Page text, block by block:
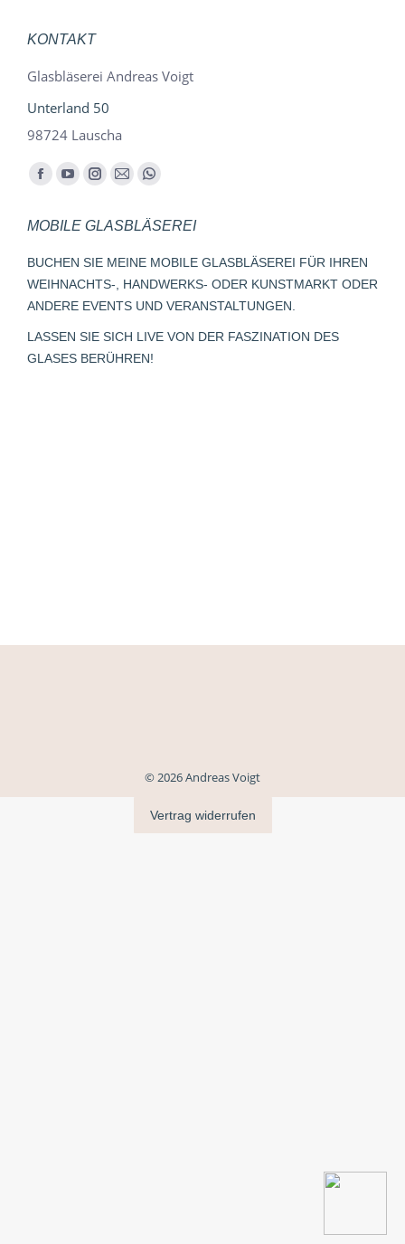
KONTAKT
Glasbläserei Andreas Voigt
Unterland 50
98724 Lauscha
Finden Sie uns auf:
Facebook
opens
in
new
window
YouTube
opens
in
new
window
Instagram
opens
in
new
window
E-
page
opens
in
new
Whatsapp
opens
in
new
window
MOBILE GLASBLÄSEREI
BUCHEN SIE MEINE MOBILE GLASBLÄSEREI FÜR IHREN
WEIHNACHTS-, HANDWERKS- ODER KUNSTMARKT ODER
ANDERE EVENTS UND VERANSTALTUNGEN.
LASSEN SIE SICH LIVE VON DER FASZINATION DES
GLASES BERÜHREN!
© 2026 Andreas Voigt
Vertrag widerrufen